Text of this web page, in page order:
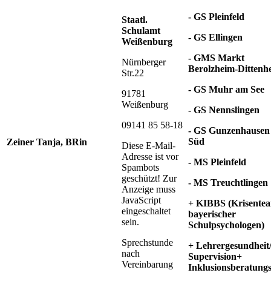
Zeiner Tanja, BRin
Staatl.
Schulamt
Weißenburg
Nürnberger
Str.22
91781
Weißenburg
09141 85 58-18
Diese E-Mail-
Adresse ist vor
Spambots
geschützt! Zur
Anzeige muss
JavaScript
eingeschaltet
sein.
Sprechstunde
nach
Vereinbarung
- GS Pleinfeld
- GS Ellingen
- GMS Markt
Berolzheim-
- GS Muhr am See
- GS Nennslingen
- GS
Süd
- MS Pleinfeld
- MS Treuchtlingen
+ KIBBS
bayerischer
Schulpsychologen)
+ Lehrergesundheit/
Supervision+